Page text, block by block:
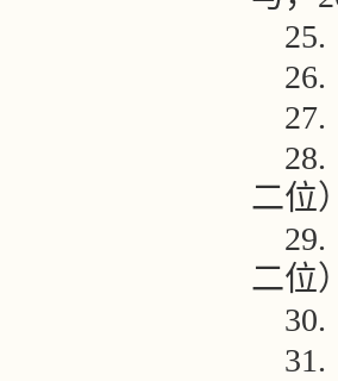
25.
26.
27.
28.
二位
29.
二位
30.
31.